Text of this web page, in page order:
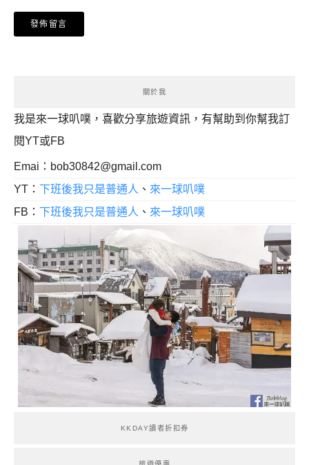
關於我
我是來一球叭噗，喜歡分享旅遊資訊，有幫助到你幫我訂
閱YT或FB
Emai： bob30842@gmail.com
YT： 下班後我只是普通人 、 來一球叭噗
FB： 下班後我只是普通人 、 來一球叭噗
KKDAY讀者折扣券